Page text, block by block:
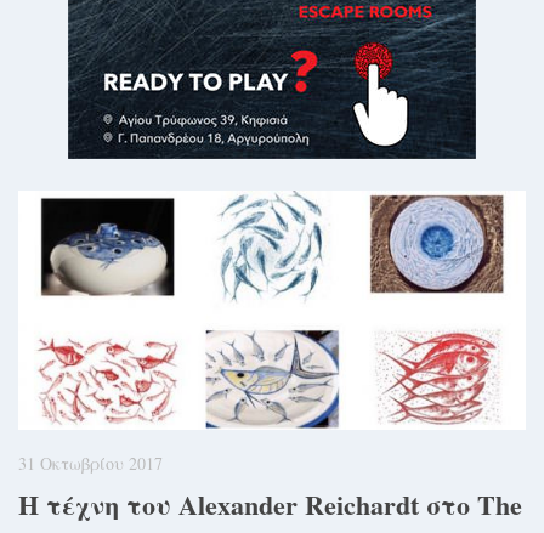
31 Οκτωβρίου 2017
Η τέχνη του Alexander Reichardt στο The